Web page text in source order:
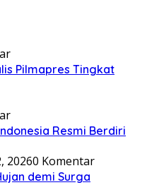
Pilmapres Tingkat
Resmi Berdiri
20260 Komentar
demi Surga